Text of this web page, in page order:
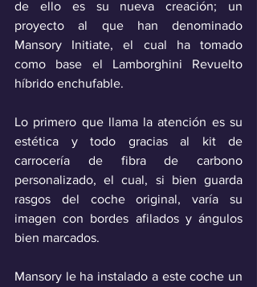
de ello es su nueva creación; un
proyecto al que han denominado
Mansory Initiate, el cual ha tomado
como base el Lamborghini Revuelto
híbrido enchufable.
Lo primero que llama la atención es su
estética y todo gracias al kit de
carrocería de fibra de carbono
personalizado, el cual, si bien guarda
rasgos del coche original, varía su
imagen con bordes afilados y ángulos
bien marcados.
Mansory le ha instalado a este coche un